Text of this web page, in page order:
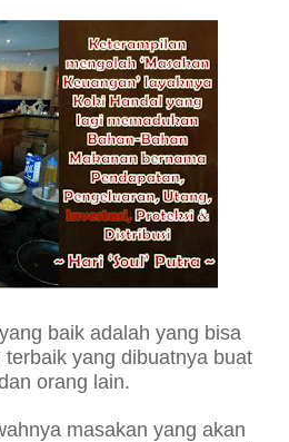
baik adalah yang bisa
yang dibuatnya buat
orang lain.
masakan yang akan